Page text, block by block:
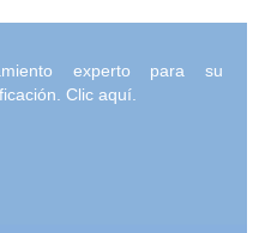
experto para su
Clic aquí.